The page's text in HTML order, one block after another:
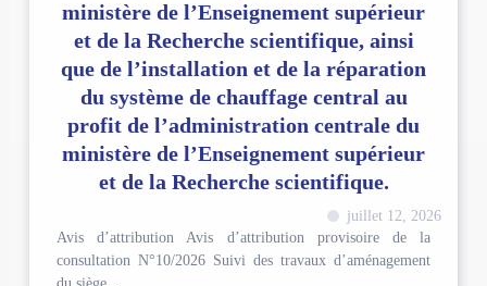
ministère de l’Enseignement supérieur
et de la Recherche scientifique, ainsi
que de l’installation et de la réparation
du système de chauffage central au
profit de l’administration centrale du
ministère de l’Enseignement supérieur
et de la Recherche scientifique.
juillet 12, 2026
Avis d’attribution Avis d’attribution provisoire de la
consultation N°10/2026 Suivi des travaux d’aménagement